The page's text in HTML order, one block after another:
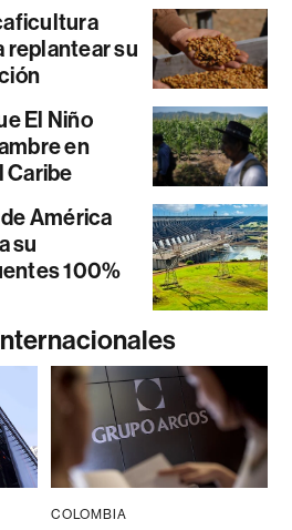
replantear su
El Niño
en
Caribe
América
su
100%
COLOMBIA